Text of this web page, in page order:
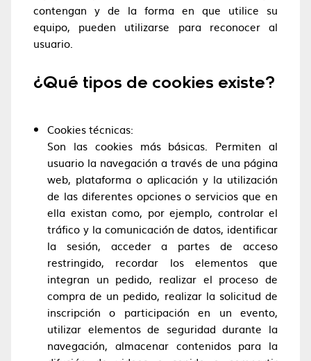
contengan y de la forma en que utilice su
equipo, pueden utilizarse para reconocer al
usuario.
¿Qué tipos de cookies existe?
Cookies técnicas:
Son las cookies más básicas. Permiten al
usuario la navegación a través de una página
web, plataforma o aplicación y la utilización
de las diferentes opciones o servicios que en
ella existan como, por ejemplo, controlar el
tráfico y la comunicación de datos, identificar
la sesión, acceder a partes de acceso
restringido, recordar los elementos que
integran un pedido, realizar el proceso de
compra de un pedido, realizar la solicitud de
inscripción o participación en un evento,
utilizar elementos de seguridad durante la
navegación, almacenar contenidos para la